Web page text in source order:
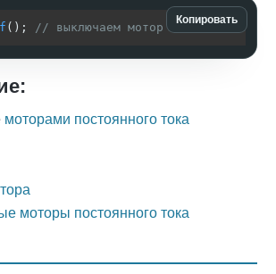
Копировать
(); // выключаем мотор
моторами постоянного тока
моторы постоянного тока